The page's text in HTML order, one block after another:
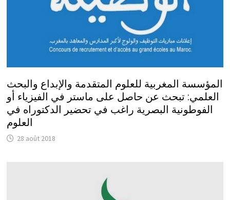
المؤسسة المغربية للعلوم المتقدمة والإبداع والبحث
العلمي: تبحث عن حاصل على ماستر في الفيزياء أو
الفوطونية البصرية راغب في تحضير الدكتوراه في
العلوم
28 août 2018